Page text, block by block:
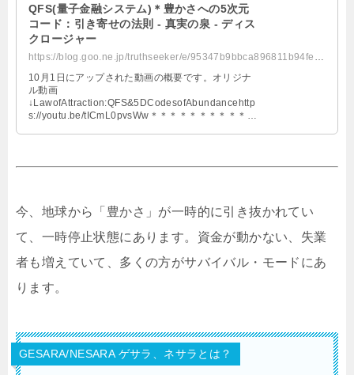
QFS(量子金融システム)＊豊かさへの5次元
コード：引き寄せの法則 - 真実の泉 - ディス
クロージャー
https://blog.goo.ne.jp/truthseeker/e/95347b9bbca896811b94fe8d2d886c66
10月1日にアップされた動画の概要です。オリジナ
ル動画
↓LawofAttraction:QFS&5DCodesofAbundancehttp
s://youtu.be/tICmL0pvsWw＊＊＊＊＊＊＊＊＊＊＊
したが、今朝起きたら高次元の存在達から「豊か
「豊かさ」が一時的に引き抜かれていて、一時停止
状態にあります。前回も話しましたが、QFS(量子の
金融システム)、NESARAなどについて、アセンシ
ョンが起きている、3次元から5次元に移行している
と云われていますが、実際には何が起きている
の...QFS(量子金融システム)＊豊かさへの5次元コー
ド：引き寄せの法則
今、地球から「豊かさ」が一時的に引き抜かれてい
て、一時停止状態にあります。資金が動かない、失業
者も増えていて、多くの方がサバイバル・モードにあ
ります。
GESARA/NESARA ゲサラ、ネサラとは？